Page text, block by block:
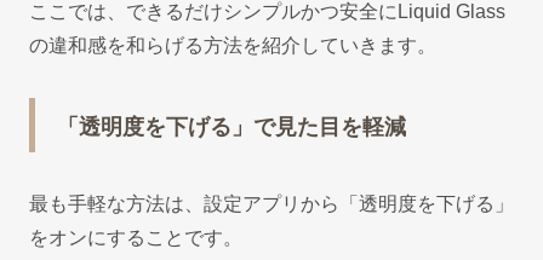
ここでは、できるだけシンプルかつ安全にLiquid Glass
の違和感を和らげる方法を紹介していきます。
「透明度を下げる」で見た目を軽減
最も手軽な方法は、設定アプリから「透明度を下げる」
をオンにすることです。